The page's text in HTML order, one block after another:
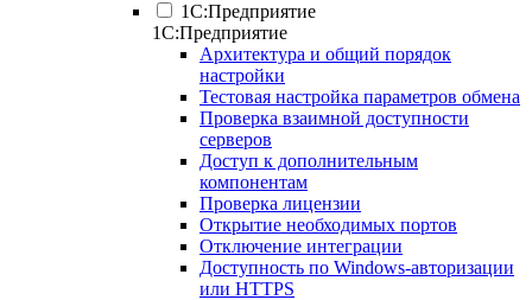
1С:Предприятие
1С:Предприятие
Архитектура и общий порядок
настройки
Тестовая настройка параметров обмена
Проверка взаимной доступности
серверов
Доступ к дополнительным
компонентам
Проверка лицензии
Открытие необходимых портов
Отключение интеграции
Доступность по Windows-авторизации
или HTTPS